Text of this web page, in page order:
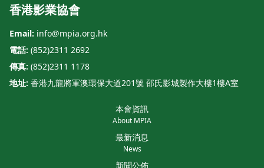
香港影業協會
Email: info@mpia.org.hk
電話: (852)2311 2692
傳真: (852)2311 1178
地址: 香港九龍將軍澳環保大道201號 邵氏影城製作大樓1樓A室
本會資訊
About MPIA
最新消息
News
新聞公佈